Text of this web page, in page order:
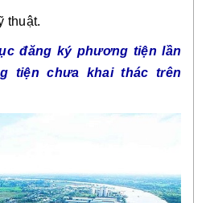
thuật.
đăng ký phương tiện lần
tiện chưa khai thác trên